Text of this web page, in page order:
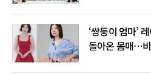
‘쌍둥이 엄마’
돌아온 몸매…비